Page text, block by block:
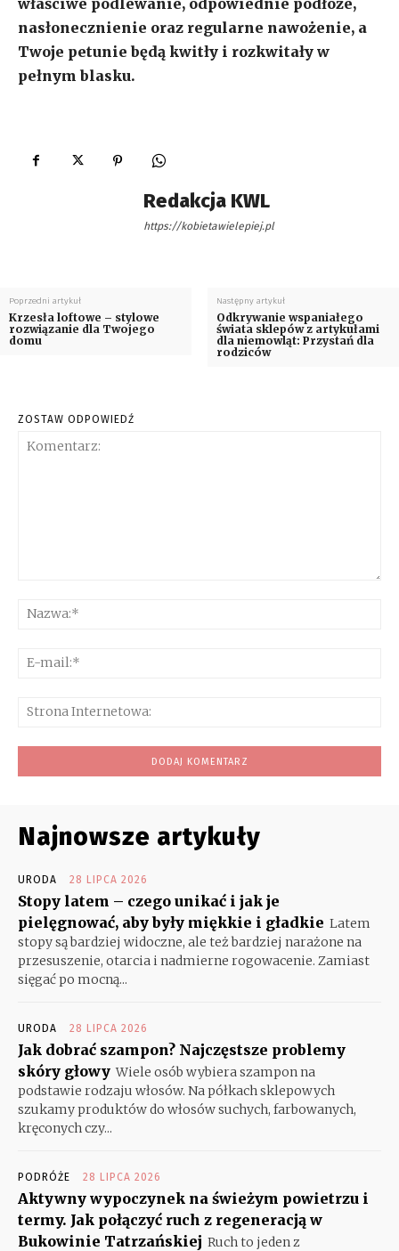
nasłonecznienie oraz regularne nawożenie, a
Twoje petunie będą kwitły i rozkwitały w
pełnym blasku.
Redakcja KWL
https://kobietawielepiej.pl
Poprzedni artykuł
Krzesła loftowe – stylowe
rozwiązanie dla Twojego
domu
Następny artykuł
Odkrywanie wspaniałego
świata sklepów z artykułami
dla niemowląt: Przystań dla
rodziców
ZOSTAW ODPOWIEDŹ
Najnowsze artykuły
URODA 28 LIPCA 2026
Stopy latem – czego unikać i jak je
pielęgnować, aby były miękkie i gładkie Latem
stopy są bardziej widoczne, ale też bardziej narażone na
przesuszenie, otarcia i nadmierne rogowacenie. Zamiast
sięgać po mocną...
URODA 28 LIPCA 2026
Jak dobrać szampon? Najczęstsze problemy
skóry głowy Wiele osób wybiera szampon na
podstawie rodzaju włosów. Na półkach sklepowych
szukamy produktów do włosów suchych, farbowanych,
kręconych czy...
PODRÓŻE 28 LIPCA 2026
Aktywny wypoczynek na świeżym powietrzu i
termy. Jak połączyć ruch z regeneracją w
Bukowinie Tatrzańskiej Ruch to jeden z